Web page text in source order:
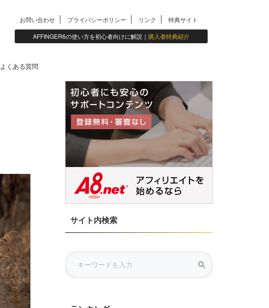
お問い合わせ プライバシーポリシー リンク
特典サイト
AFFINGER6の使い方を初心者向けに解説｜ 購入者特典紹介
よくある質問
サイト内検索